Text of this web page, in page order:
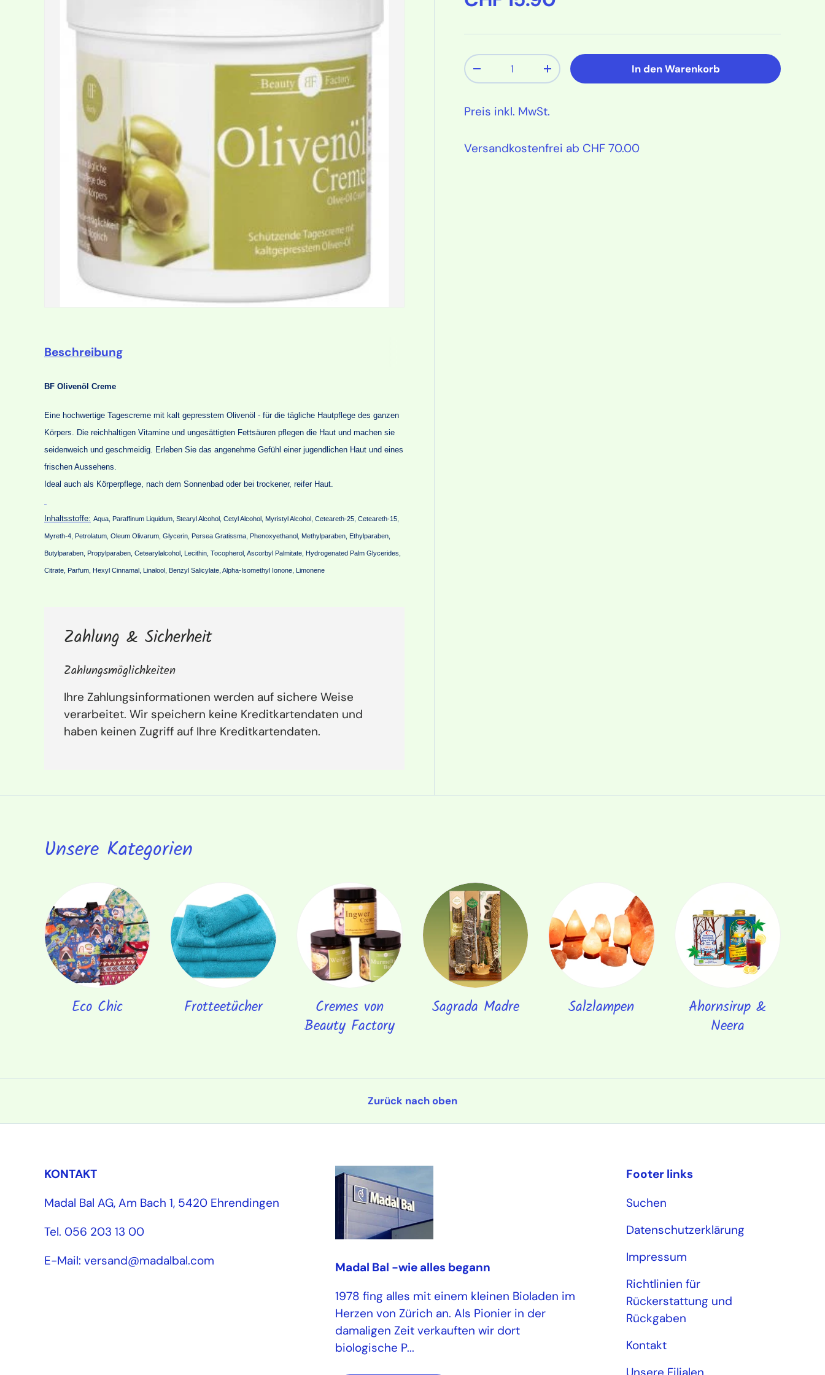
Anzahl
Menge verringernMenge erhöhen In den Warenkorb
Preis inkl. MwSt.
Versandkostenfrei ab CHF 70.00
Beschreibung
BF Olivenöl Creme
Eine hochwertige Tagescreme mit kalt gepresstem Olivenöl - für die tägliche Hautpflege des ganzen
Körpers. Die reichhaltigen Vitamine und ungesättigten Fettsäuren pflegen die Haut und machen sie
seidenweich und geschmeidig. Erleben Sie das angenehme Gefühl einer jugendlichen Haut und eines
frischen Aussehens.
Ideal auch als Körperpflege, nach dem Sonnenbad oder bei trockener, reifer Haut.
Inhaltsstoffe: Aqua, Paraffinum Liquidum, Stearyl Alcohol, Cetyl Alcohol, Myristyl Alcohol, Ceteareth-25, Ceteareth-15,
Myreth-4, Petrolatum, Oleum Olivarum, Glycerin, Persea Gratissma, Phenoxyethanol, Methylparaben, Ethylparaben,
Butylparaben, Propylparaben, Cetearylalcohol, Lecithin, Tocopherol, Ascorbyl Palmitate, Hydrogenated Palm Glycerides,
Citrate, Parfum, Hexyl Cinnamal, Linalool, Benzyl Salicylate, Alpha-Isomethyl Ionone, Limonene
Zahlung & Sicherheit
Zahlungsmöglichkeiten
Ihre Zahlungsinformationen werden auf sichere Weise
verarbeitet. Wir speichern keine Kreditkartendaten und
haben keinen Zugriff auf Ihre Kreditkartendaten.
Unsere Kategorien
Eco Chic Frotteetücher
Cremes von
Beauty Factory
Sagrada Madre Salzlampen
Ahornsirup &
Neera
Zurück nach oben
KONTAKT
Madal Bal AG, Am Bach 1, 5420 Ehrendingen
Tel. 056 203 13 00
E-Mail: versand@madalbal.com
Madal Bal -wie alles begann
1978 fing alles mit einem kleinen Bioladen im
Herzen von Zürich an. Als Pionier in der
damaligen Zeit verkauften wir dort
biologische P...
Footer links
Suchen
Datenschutzerklärung
Impressum
Richtlinien für
Rückerstattung und
Rückgaben
Kontakt